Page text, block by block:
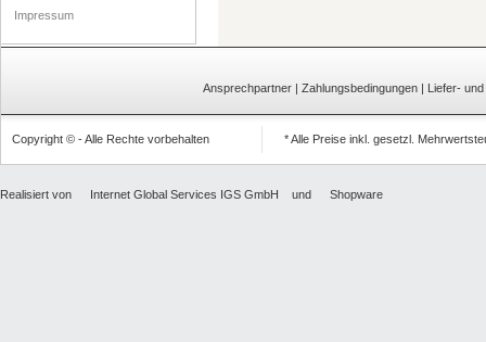
Impressum
Ansprechpartner | Zahlungsbedingungen | Liefer-
Copyright © - Alle Rechte vorbehalten * Alle Preise inkl. gesetzl.
Realisiert von Internet Global Services IGS GmbH und Shopware